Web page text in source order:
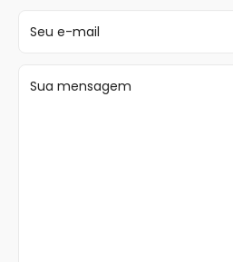
Seu e-mail
Sua mensagem